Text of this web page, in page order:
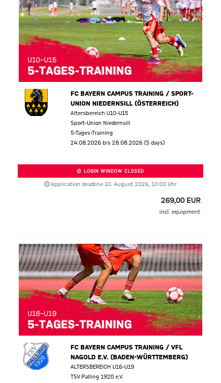
FC BAYERN CAMPUS TRAINING / SPORT-
UNION NIEDERNSILL (ÖSTERREICH)
Altersbereich U10-U15
Sport-Union Niedernsill
5-Tages-Training
24.08.2026 bis 28.08.2026 (5 days)
LOGIN WINDOW CLOSED
Application deadline 10. August 2026, 10:00 Uhr
269,00 EUR
incl. equipment
FC BAYERN CAMPUS TRAINING / VFL
NAGOLD E.V. (BADEN-WÜRTTEMBERG)
ALTERSBEREICH U16-U19
TSV Palling 1920 e.V.